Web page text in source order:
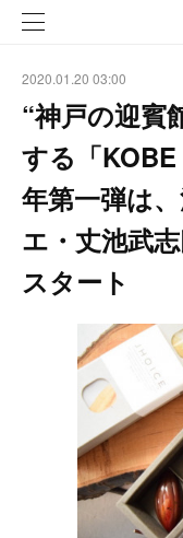
2020.01.20 03:00
“神戸の迎賓
する「
年第一弾は
エ・丈池武
スタート